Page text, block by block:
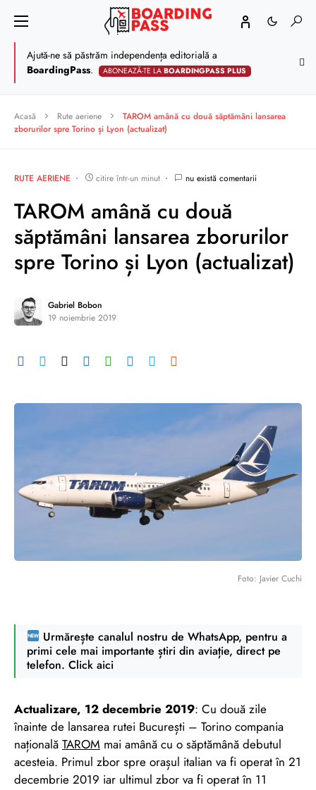
Ajută-ne să păstrăm independența editorială a
BoardingPass. ABONEAZĂ-TE LABOARDINGPASS PLUS
Acasă Rute aeriene
TAROM amână cu două săptămâni lansarea
zborurilor spre Torino și Lyon (actualizat)
RUTE AERIENE citire într-un minut nu există comentarii
TAROM amână cu două
săptămâni lansarea zborurilor
spre Torino și Lyon (actualizat)
Gabriel Bobon
19 noiembrie 2019
Foto: Javier Cuchi
Urmărește canalul nostru de WhatsApp, pentru a
primi cele mai importante știri din aviație, direct pe
telefon. Click aici
Actualizare, 12 decembrie 2019: Cu două zile
înainte de lansarea rutei București – Torino compania
națională TAROM mai amână cu o săptămână debutul
acesteia. Primul zbor spre orașul italian va fi operat în 21
decembrie 2019 iar ultimul zbor va fi operat în 11